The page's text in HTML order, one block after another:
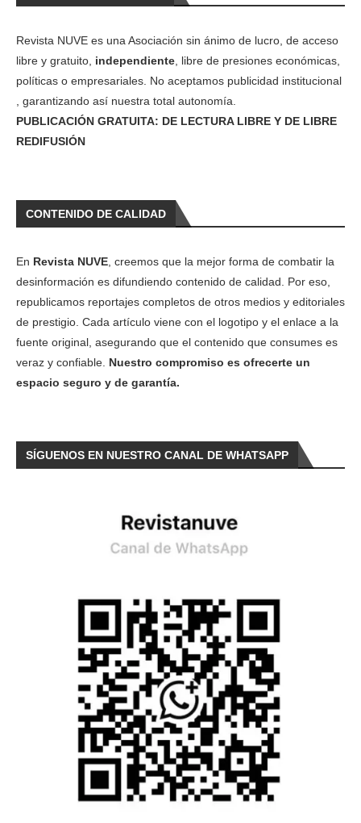
Revista NUVE es una Asociación sin ánimo de lucro, de acceso
libre y gratuito, independiente , libre de presiones económicas,
políticas o empresariales. No aceptamos publicidad institucional
, garantizando así nuestra total autonomía.
PUBLICACIÓN GRATUITA: DE LECTURA LIBRE Y DE LIBRE
REDIFUSIÓN
CONTENIDO DE CALIDAD
En Revista NUVE , creemos que la mejor forma de combatir la
desinformación es difundiendo contenido de calidad. Por eso,
republicamos reportajes completos de otros medios y editoriales
de prestigio. Cada artículo viene con el logotipo y el enlace a la
fuente original, asegurando que el contenido que consumes es
veraz y confiable. Nuestro compromiso es ofrecerte un
espacio seguro y de garantía.
SÍGUENOS EN NUESTRO CANAL DE WHATSAPP